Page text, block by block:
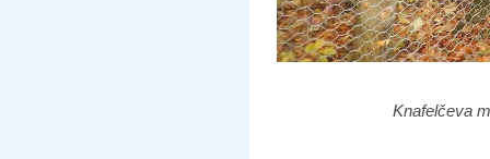
Knafelčeva